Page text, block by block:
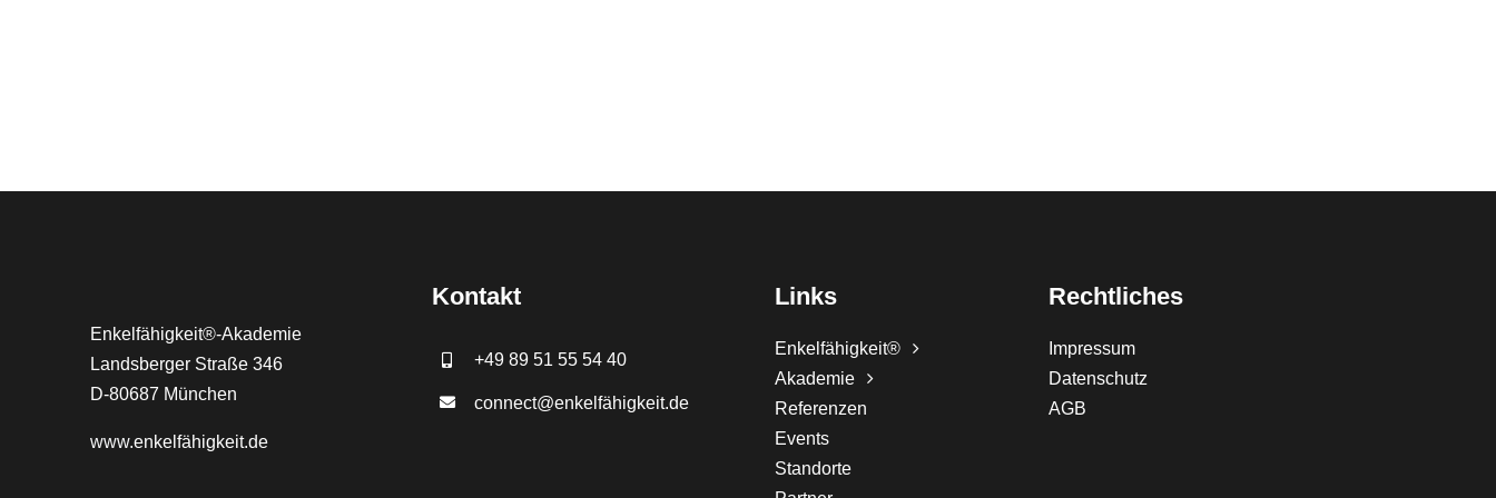
Enkelfähigkeit®-Akademie
Landsberger Straße 346
D-80687 München
www.enkelfähigkeit.de
Kontakt
+49 89 51 55 54 40
connect@enkelfähigkeit.de
Links
Enkelfähigkeit®
Akademie
Referenzen
Events
Standorte
Rechtliches
Impressum
Datenschutz
AGB